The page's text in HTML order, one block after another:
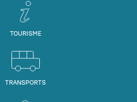
TOURISME
TRANSPORTS